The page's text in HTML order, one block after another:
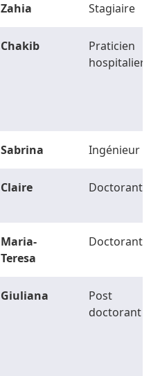
Zahia Stagiaire
Chakib
Praticien
hospitalier
Sabrina Ingénieur
Claire Doctorant
Maria-
Teresa
Doctorant
Giuliana
Post
doctorant